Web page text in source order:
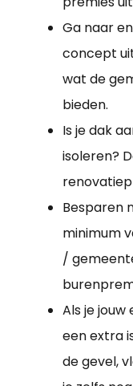
Ga naar
concept
wat de
bieden.
Is je dak
isoleren?
Besparen
minimum
/
Als je
een extra
de gevel,